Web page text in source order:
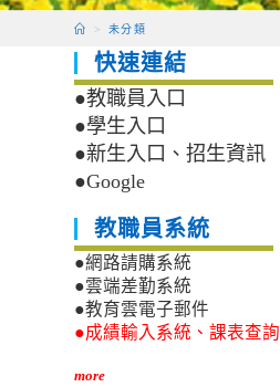
> 未分類
快速連結
●教職員入口
●學生入口
●新生入口、招生資訊
●Google
教職員系統
●網路請購系統
●雲端差勤系統
●教育雲電子郵件
●成績輸入系統、課表查詢
more